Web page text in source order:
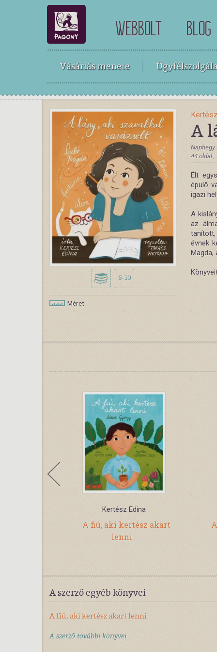
WEBBOLT BLOG
Vásárlás menete
5-10
Méret
A
Naphegy
44 oldal
Élt
épülő
igazi
A
az
évnek
Magda,
Kertész Edina
A fiú, aki kertész akart
lenni
A szerző egyéb könyvei
A fiú, aki kertész akart lenni
A szerző további könyvei...